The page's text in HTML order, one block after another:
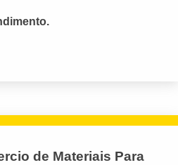
de Materiais Para